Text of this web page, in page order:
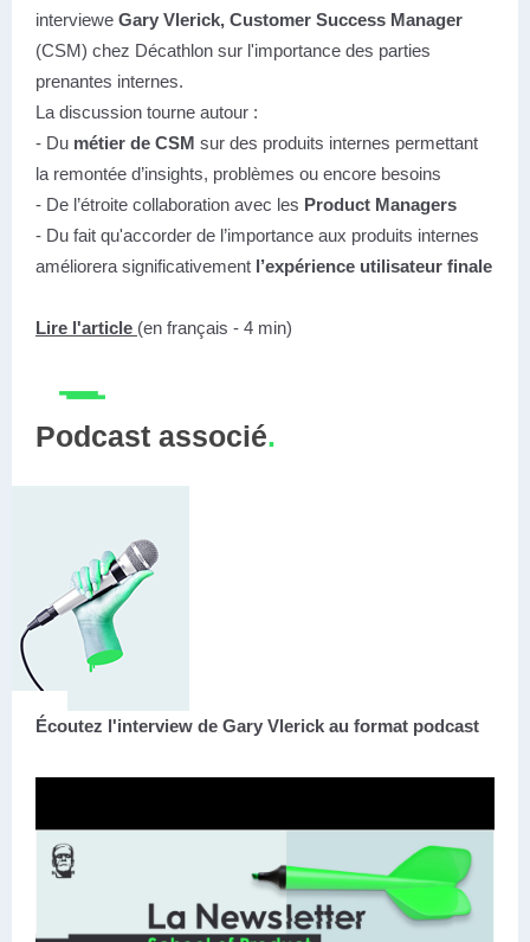
interviewe Gary Vlerick, Customer Success Manager
(CSM) chez Décathlon sur l'importance des parties
prenantes internes.
La discussion tourne autour :
- Du métier de CSM sur des produits internes permettant
la remontée d’insights, problèmes ou encore besoins
- De l’étroite collaboration avec les Product Managers
- Du fait qu'accorder de l’importance aux produits internes
améliorera significativement l’expérience utilisateur finale
Lire l'article (en français - 4 min)
Podcast associé.
Écoutez l'interview de Gary Vlerick au format podcast